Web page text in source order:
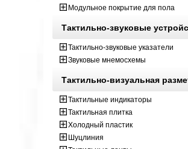
Модульное покрытие для пола
Тактильно-звуковые
Тактильно-звуковые указатели
Звуковые мнемосхемы
Тактильно-визуальная
Тактильные индикаторы
Тактильная плитка
Холодный пластик
Шуцлиния